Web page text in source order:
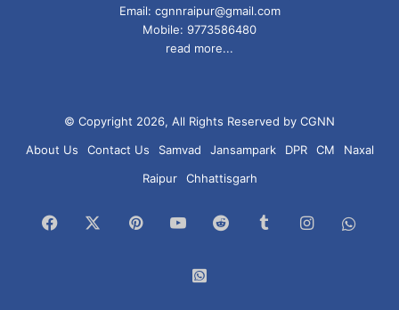
Email: cgnnraipur@gmail.com
Mobile: 9773586480
read more...
© Copyright 2026, All Rights Reserved by CGNN
About Us
Contact Us Samvad Jansampark DPR CM
Naxal
Raipur
Chhattisgarh
Facebook PinterestYouTubeReddit TumblrInstagram